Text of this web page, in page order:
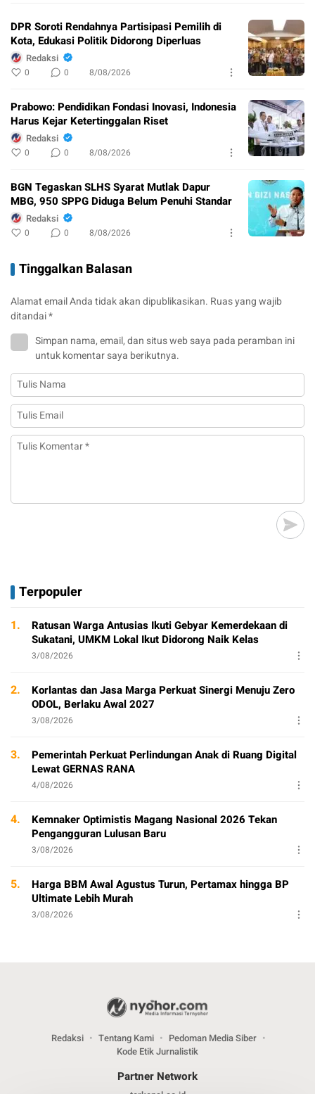
DPR Soroti Rendahnya Partisipasi Pemilih di
Kota, Edukasi Politik Didorong Diperluas
Redaksi
0 0 8/08/2026
Prabowo: Pendidikan Fondasi Inovasi, Indonesia
Harus Kejar Ketertinggalan Riset
Redaksi
0 0 8/08/2026
BGN Tegaskan SLHS Syarat Mutlak Dapur
MBG, 950 SPPG Diduga Belum Penuhi Standar
Redaksi
0 0 8/08/2026
Tinggalkan Balasan
Alamat email Anda tidak akan dipublikasikan. Ruas yang wajib
ditandai*
Simpan nama, email, dan situs web saya pada peramban ini
untuk komentar saya berikutnya.
Terpopuler
1.
Ratusan Warga Antusias Ikuti Gebyar Kemerdekaan di
Sukatani, UMKM Lokal Ikut Didorong Naik Kelas
3/08/2026
2.
Korlantas dan Jasa Marga Perkuat Sinergi Menuju Zero
ODOL, Berlaku Awal 2027
3/08/2026
3.
Pemerintah Perkuat Perlindungan Anak di Ruang Digital
Lewat GERNAS RANA
4/08/2026
4.
Kemnaker Optimistis Magang Nasional 2026 Tekan
Pengangguran Lulusan Baru
3/08/2026
5.
Harga BBM Awal Agustus Turun, Pertamax hingga BP
Ultimate Lebih Murah
3/08/2026
Redaksi Tentang Kami
Pedoman Media Siber
Kode Etik Jurnalistik
Partner Network